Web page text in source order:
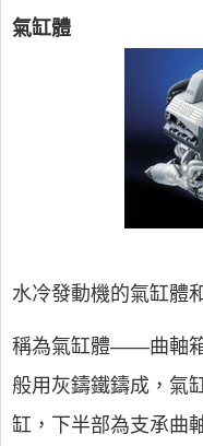
氣缸體
水冷發動機的氣缸體
稱為氣缸體——曲軸
般用灰鑄鐵鑄成，氣
缸，下半部為支承曲